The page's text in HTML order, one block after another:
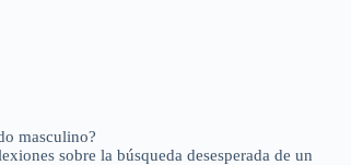
masculino?
sobre la búsqueda desesperada de un